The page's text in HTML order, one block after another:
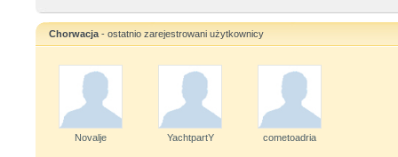
Chorwacja - ostatnio zarejestrowani użytkownicy
Novalje YachtpartY cometoadria